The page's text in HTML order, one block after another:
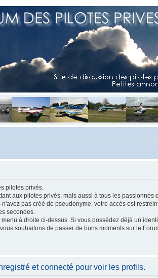
pilotes privés.
aux pilotes privés, mais aussi à tous les
pas créé de pseudonyme, votre accès est
secondes.
à droite ci-dessus. Si vous possédez déjà un
souhaitons de passer de bons moments sur le
et connecté pour voir les profils.